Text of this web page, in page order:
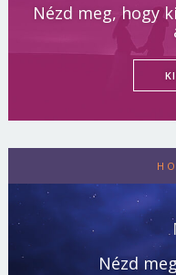
Nézd meg, hogy
Nézd